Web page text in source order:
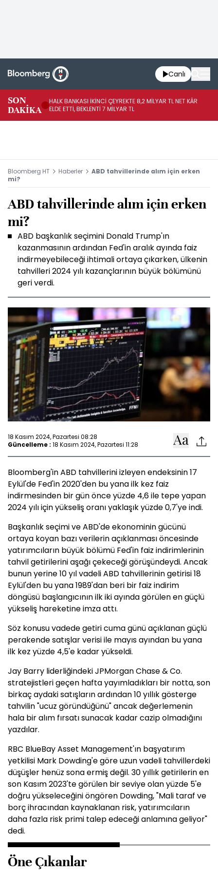
Canlı
SON
DAKİKA
HALK BANKASI İKİNCİ ÇEYREKTE 8,2 MİLYAR TL NET KÂR
ELDE ETTİ, BEKLENTİ 7 MİLYAR TL
Bloomberg HT Haberler
ABD tahvillerinde alım için erken
mi?
ABD tahvillerinde alım için erken
mi?
ABD başkanlık seçimini Donald Trump'ın
kazanmasının ardından Fed'in aralık ayında faiz
indirmeyebileceği ihtimali ortaya çıkarken, ülkenin
tahvilleri 2024 yılı kazançlarının büyük bölümünü
geri verdi.
18 Kasım 2024, Pazartesi 08:28
Güncelleme : 18 Kasım 2024, Pazartesi 11:28
Bloomberg'in ABD tahvillerini izleyen endeksinin 17
Eylül'de Fed'in 2020'den bu yana ilk kez faiz
indirmesinden bir gün önce yüzde 4,6 ile tepe yapan
2024 yılı için yükseliş oranı yaklaşık yüzde 0,7'ye indi.
Başkanlık seçimi ve ABD'de ekonominin gücünü
ortaya koyan bazı verilerin açıklanması öncesinde
yatırımcıların büyük bölümü Fed'in faiz indirimlerinin
tahvil getirilerini aşağı çekeceği görüşündeydi. Ancak
bunun yerine 10 yıl vadeli ABD tahvillerinin getirisi 18
Eylül'den bu yana 1989'dan beri bir faiz indirim
döngüsü başlangıcının ilk iki ayında görülen en güçlü
yükseliş hareketine imza attı.
Söz konusu vadede getiri cuma günü açıklanan güçlü
perakende satışlar verisi ile mayıs ayından bu yana
ilk kez yüzde 4,5'e kadar yükseldi.
Jay Barry liderliğindeki JPMorgan Chase & Co.
stratejistleri geçen hafta yayımladıkları bir notta, son
birkaç aydaki satışların ardından 10 yıllık gösterge
tahvilin "ucuz göründüğünü" ancak değerlemenin
hala bir alım fırsatı sunacak kadar cazip olmadığını
yazdılar.
RBC BlueBay Asset Management'ın başyatırım
yetkilisi Mark Dowding'e göre uzun vadeli tahvillerdeki
düşüşler henüz sona ermiş değil. 30 yıllık getirilerin en
son Kasım 2023'te görülen bir seviye olan yüzde 5'e
doğru yükseleceğini öngören Dowding, "Mali taraf ve
borç ihracından kaynaklanan risk, yatırımcıların
daha fazla risk primi talep edeceği anlamına geliyor"
dedi.
Öne Çıkanlar